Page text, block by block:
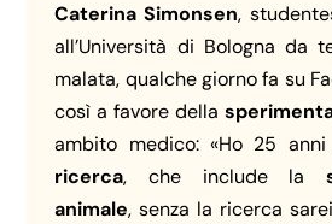
Caterina Simonsen,
all’Università di Bologna da
malata, qualche giorno fa su
così a favore della
ambito medico: «Ho 25
ricerca, che include la
animale, senza la ricerca